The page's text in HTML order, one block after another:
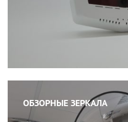
ОБЗОРНЫЕ ЗЕРКАЛА